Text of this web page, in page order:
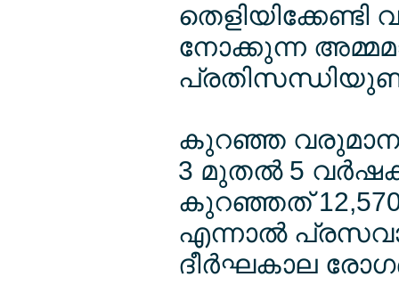
തെളിയിക്കേണ്ടി
നോക്കുന്ന
കുറഞ്ഞ വരുമാന
3 മുതല്‍ 5
കുറഞ്ഞത് 12,570
എന്നാല്‍
ദീര്‍ഘകാല